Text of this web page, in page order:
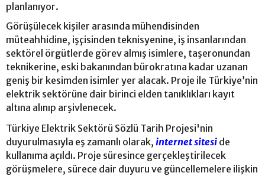
planlanıyor.
Görüşülecek kişiler arasında mühendisinden
müteahhidine, işçisinden teknisyenine, iş insanlarından
sektörel örgütlerde görev almış isimlere, taşeronundan
teknikerine, eski bakanından bürokratına kadar uzanan
geniş bir kesimden isimler yer alacak. Proje ile Türkiye’nin
elektrik sektörüne dair birinci elden tanıklıkları kayıt
altına alınıp arşivlenecek.
Türkiye Elektrik Sektörü Sözlü Tarih Projesi'nin
duyurulmasıyla eş zamanlı olarak, internet sitesi de
kullanıma açıldı. Proje süresince gerçekleştirilecek
görüşmelere, sürece dair duyuru ve güncellemelere ilişkin